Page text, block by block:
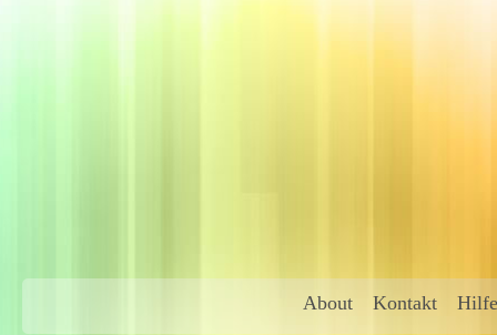
About Kontakt Hilfe